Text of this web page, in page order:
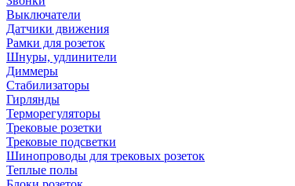
Выключатели
Датчики движения
Рамки для розеток
Шнуры, удлинители
Диммеры
Стабилизаторы
Гирлянды
Терморегуляторы
Трековые розетки
Трековые подсветки
Шинопроводы для трековых розеток
Теплые полы